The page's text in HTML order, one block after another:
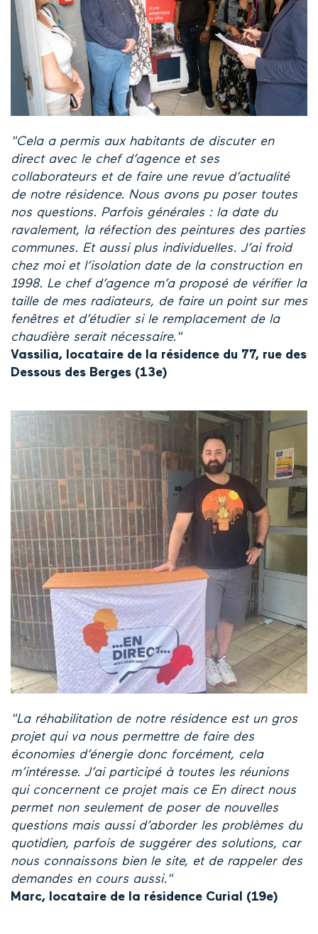
"Cela a permis aux habitants de discuter en
direct avec le chef d’agence et ses
collaborateurs et de faire une revue d’actualité
de notre résidence. Nous avons pu poser toutes
nos questions. Parfois générales : la date du
ravalement, la réfection des peintures des parties
communes. Et aussi plus individuelles. J’ai froid
chez moi et l’isolation date de la construction en
1998. Le chef d’agence m’a proposé de vérifier la
taille de mes radiateurs, de faire un point sur mes
fenêtres et d’étudier si le remplacement de la
chaudière serait nécessaire."
Vassilia, locataire de la résidence du 77, rue des
Dessous des Berges (13e)
"La réhabilitation de notre résidence est un gros
projet qui va nous permettre de faire des
économies d’énergie donc forcément, cela
m’intéresse. J’ai participé à toutes les réunions
qui concernent ce projet mais ce En direct nous
permet non seulement de poser de nouvelles
questions mais aussi d’aborder les problèmes du
quotidien, parfois de suggérer des solutions, car
nous connaissons bien le site, et de rappeler des
demandes en cours aussi."
Marc, locataire de la résidence Curial (19e)